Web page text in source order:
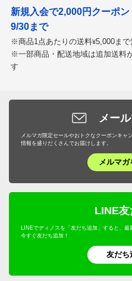
新規入会で2,000円クーポン
9/30まで
※商品1点あたりの送料¥5,000まで
※一部商品・配送地域は追加送料
す
メー
メルマガ限定セールやおトクなクーポンキ
情報を盛りだくさんでお届けします。
メルマ
LINE
LINEでディノスを「友だち追加」すると、
今すぐ友だち追加！
友だち